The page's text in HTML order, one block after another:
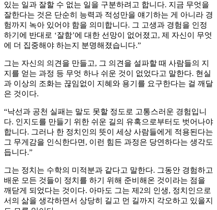
있는 일과 잘할 수 없는 일을 구분하려고 합니다. 지금 무엇을
잘한다는 것은 단순히 능력과 적성만을 얘기하는 게 아니라 경
험까지 녹아 있어야 함을 의미합니다. 그 고생과 경험을 인정
하기에 반대로 ‘잘함’에 대한 선망이 없어졌고, 제 자신이 무엇
에 더 집중해야 하는지 분명해졌습니다.”
그는 자신의 의견을 만들고, 그 의견을 설파할 때 사람들의 지
지를 얻는 과정 등 무엇 하나 쉬운 것이 없었다고 말한다. 현실
과 이상의 조화는 끊임없이 지혜와 용기를 요구한다는 걸 깨달
은 것이다.
“낙선과 공천 실패는 말도 못할 정도로 고통스러운 경험입니
다. 인지도를 만들기 위한 쉬운 길의 유혹으로부터도 벗어나야
합니다. 그러나 한 정치인의 뜻이 세상 사람들에게 적용된다는
그 무게감을 인식한다면, 이런 힘든 과정은 당연하다는 생각도
듭니다.”
그는 정치는 수학의 미적분과 같다고 말한다. 그동안 경험하고
배운 모든 것들이 정치를 하기 위해 준비해온 것이라는 점을
깨닫게 되었다는 것이다. 아마도 그는 제2의 인생, 정치인으로
서의 삶을 생각하면서 상당히 길고 먼 길까지 각오하고 있을지